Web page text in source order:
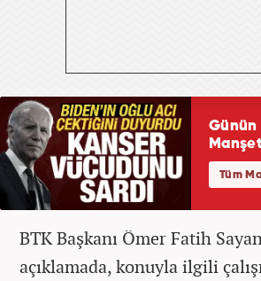
BTK Başkanı Ömer Fatih
açıklamada, konuyla ilgili